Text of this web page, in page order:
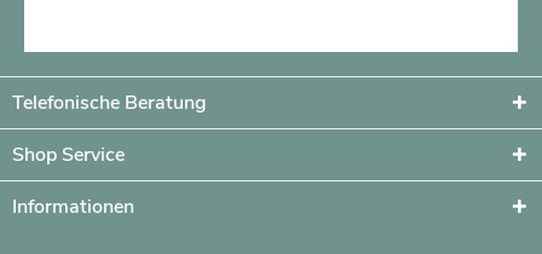
Telefonische Beratung
Shop Service
Informationen